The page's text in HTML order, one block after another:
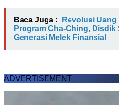
Baca Juga :
Revolusi Uang
Program Cha-Ching, Disdik
Generasi Melek Finansial
ADVERTISEMENT